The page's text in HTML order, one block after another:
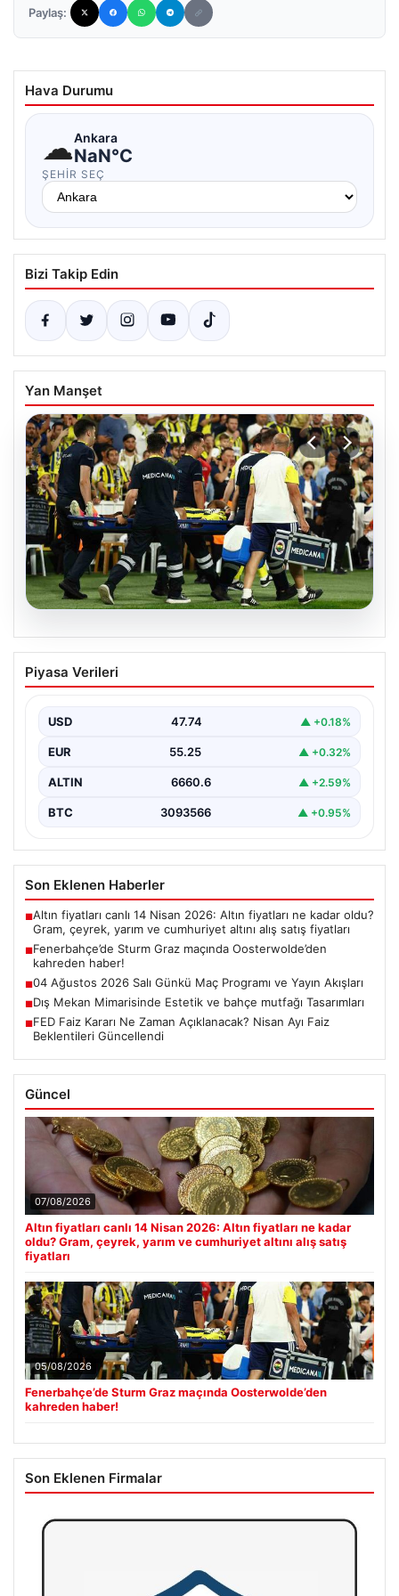
Paylaş:
Hava Durumu
☁Ankara
NaN°C
ŞEHIR SEÇ
Bizi Takip Edin
Yan Manşet
05.08.2026
Fenerbahçe’de Sturm Graz maçında
Oosterwolde’den kahreden haber!
Piyasa Verileri
USD 47.74 ▲ +0.18%
EUR 55.25 ▲ +0.32%
ALTIN 6660.6 ▲ +2.59%
BTC 3093566 ▲ +0.95%
Son Eklenen Haberler
■Altın fiyatları canlı 14 Nisan 2026: Altın fiyatları ne kadar oldu?
Gram, çeyrek, yarım ve cumhuriyet altını alış satış fiyatları
■Fenerbahçe’de Sturm Graz maçında Oosterwolde’den
kahreden haber!
■04 Ağustos 2026 Salı Günkü Maç Programı ve Yayın Akışları
■Dış Mekan Mimarisinde Estetik ve bahçe mutfağı Tasarımları
■FED Faiz Kararı Ne Zaman Açıklanacak? Nisan Ayı Faiz
Beklentileri Güncellendi
Güncel
07/08/2026
Altın fiyatları canlı 14 Nisan 2026: Altın fiyatları ne kadar
oldu? Gram, çeyrek, yarım ve cumhuriyet altını alış satış
fiyatları
05/08/2026
Fenerbahçe’de Sturm Graz maçında Oosterwolde’den
kahreden haber!
Son Eklenen Firmalar